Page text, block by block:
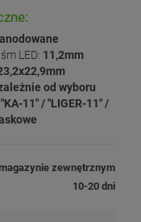
LED: 11,2mm
od wyboru
11" / "LIGER-11" /
zewnętrznym
10-20 dni